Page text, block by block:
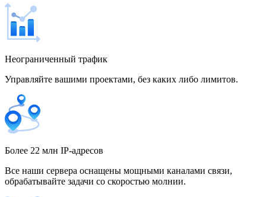
Греция
Неограниченный трафик
Управляйте вашими проектами, без каких либо лимитов.
Более 22 млн IP-адресов
Все наши сервера оснащены мощными каналами связи,
обрабатывайте задачи со скоростью молнии.